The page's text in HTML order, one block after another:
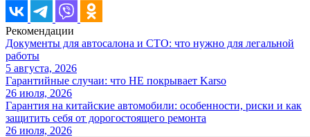
Рекомендации
Документы для автосалона и СТО: что нужно для легальной
работы
5 августа, 2026
Гарантийные случаи: что НЕ покрывает Karso
26 июля, 2026
Гарантия на китайские автомобили: особенности, риски и как
защитить себя от дорогостоящего ремонта
26 июля, 2026